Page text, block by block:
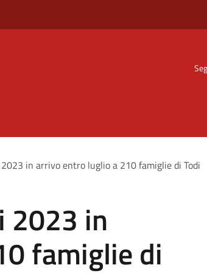
in arrivo entro luglio a 210 famiglie di Todi
2023 in
famiglie di